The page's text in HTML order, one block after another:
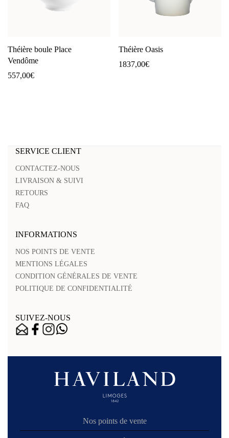
Théière boule Place
Vendôme
557,00€
Théière Oasis
1837,00€
SERVICE CLIENT
CONTACTEZ-NOUS
LIVRAISON & SUIVI
RETOURS
FAQ
INFORMATIONS
NOS POINTS DE VENTE
MENTIONS LÉGALES
CONDITION GÉNÉRALES DE VENTE
POLITIQUE DE CONFIDENTIALITÉ
SUIVEZ-NOUS
Nos points de vente